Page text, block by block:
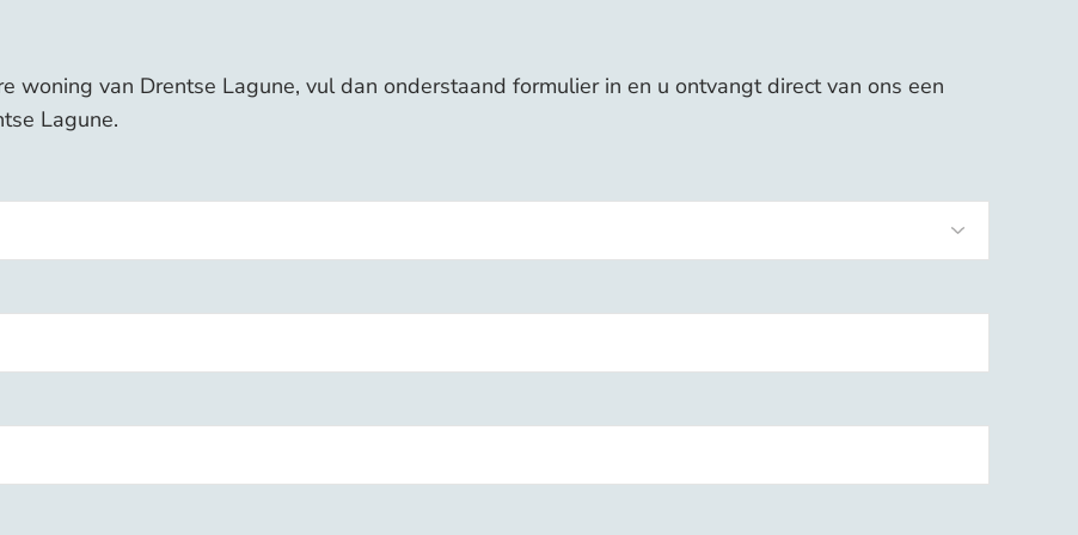
woning van Drentse Lagune, vul dan onderstaand formulier in en u ontvangt direct van ons een
Lagune.